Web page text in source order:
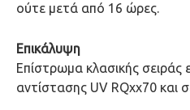
ούτε μετά από 16 ώρες.
Επικάλυψη
Επίστρωμα κλασικής
αντίστασης UV RQxx70 και